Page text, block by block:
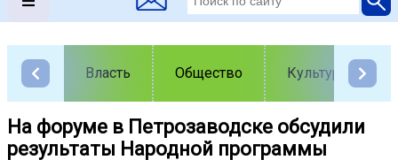
Власть Общество Культура
На форуме в Петрозаводске обсудили
результаты Народной программы